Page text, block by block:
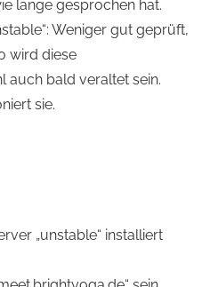
lange gesprochen hat.
Weniger gut geprüft,
wird diese
auch bald veraltet sein.
sie.
„unstable“ installiert